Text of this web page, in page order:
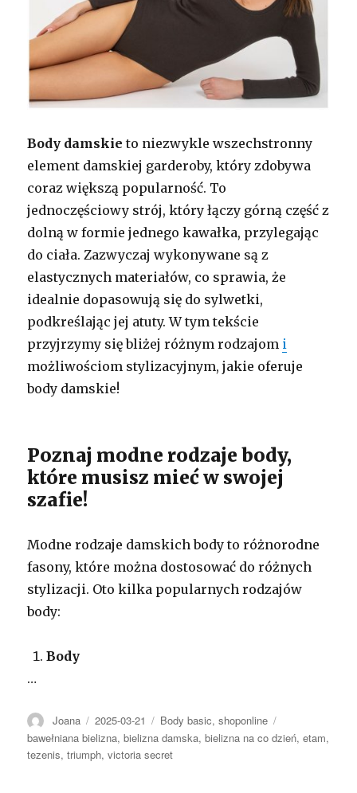
Body damskie to niezwykle wszechstronny
element damskiej garderoby, który zdobywa
coraz większą popularność. To
jednoczęściowy strój, który łączy górną część z
dolną w formie jednego kawałka, przylegając
do ciała. Zazwyczaj wykonywane są z
elastycznych materiałów, co sprawia, że
idealnie dopasowują się do sylwetki,
podkreślając jej atuty. W tym tekście
przyjrzymy się bliżej różnym rodzajom i
możliwościom stylizacyjnym, jakie oferuje
body damskie!
Poznaj modne rodzaje body,
które musisz mieć w swojej
szafie!
Modne rodzaje damskich body to różnorodne
fasony, które można dostosować do różnych
stylizacji. Oto kilka popularnych rodzajów
body:
Body
…
Autor
Joana Opublikowano
2025-03-21 Kategorie
Body basic,shoponline
bawełniana bielizna,bielizna damska,bielizna na co dzień,etam,
tezenis,triumph,victoria secret